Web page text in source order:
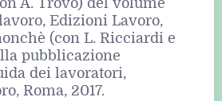
Edizioni Lavoro,
(con L. Ricciardi e
pubblicazione
dei lavoratori,
Roma, 2017.